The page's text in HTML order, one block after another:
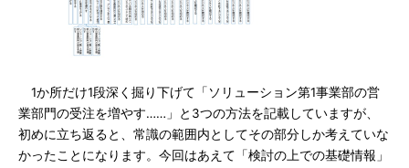
1か所だけ1段深く掘り下げて「ソリューション第1事業部の営
業部門の受注を増やす……」と3つの方法を記載していますが、
初めに立ち返ると、常識の範囲内としてその部分しか考えていな
かったことになります。今回はあえて「検討の上での基礎情報」